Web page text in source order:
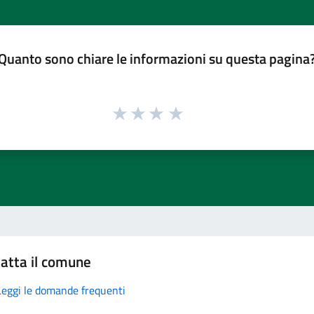
sono chiare le informazioni su questa
il comune
le domande frequenti